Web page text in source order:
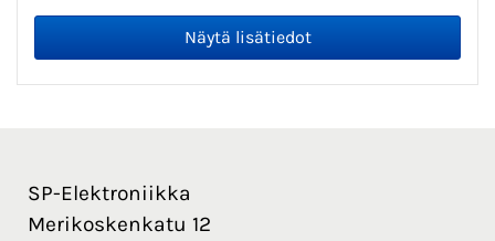
SP-Elektroniikka
Merikoskenkatu 12